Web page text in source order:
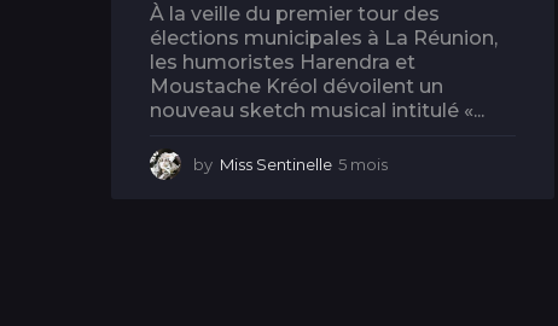
À la veille du premier tour des
élections municipales à La Réunion,
les humoristes Harendra et
Moustache Kréol dévoilent un
nouveau sketch musical intitulé «...
by Miss Sentinelle 5 mois